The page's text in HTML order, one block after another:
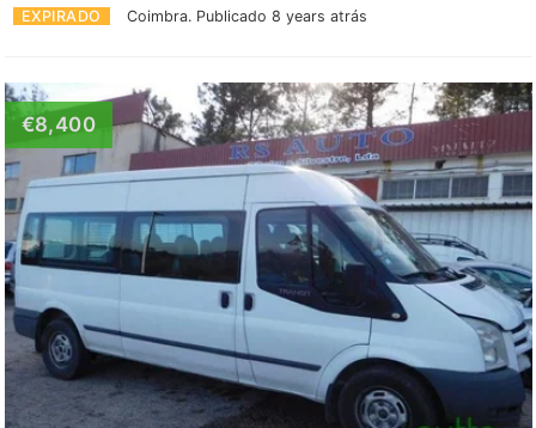
EXPIRADO Coimbra. Publicado 8 years atrás
€8,400